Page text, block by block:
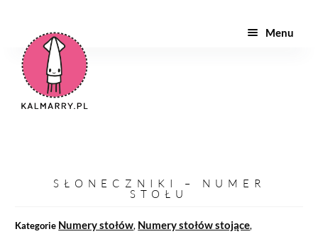
Menu
SŁONECZNIKI – NUMER
STOŁU
Kategorie Numery stołów, Numery stołów stojące,